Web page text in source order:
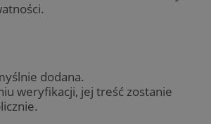
dodana.
weryfikacji, jej treść zostanie